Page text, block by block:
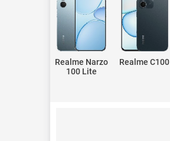
Realme Narzo
100 Lite
Realme C100